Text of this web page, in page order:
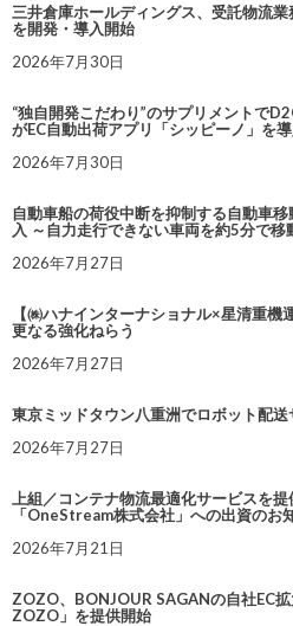
三井倉庫ホールディングス、受託物流業
を開発・導入開始
2026年7月30日
“独自開発こだわり”のサプリメントで
がEC自動出荷アプリ「シッピーノ」を導
2026年7月30日
自動車船の荷役中断を抑制する自動車
入 ～自力走行できない車両を約5分で移
2026年7月27日
【㈱ハナインターナショナル×星清重
更なる強化ねらう
2026年7月27日
東京ミッドタウン八重洲でロボット配
2026年7月27日
上組／コンテナ物流最適化サービスを
「OneStream株式会社」への出資のお
2026年7月21日
ZOZO、BONJOUR SAGANの自社EC
ZOZO」を提供開始